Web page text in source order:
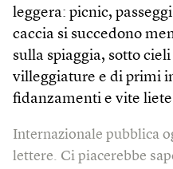
leggera: picnic,
caccia si succedono
sulla spiaggia, sotto
villeggiature e di primi
fidanzamenti e vite
Internazionale pubblica
lettere. Ci piacerebbe